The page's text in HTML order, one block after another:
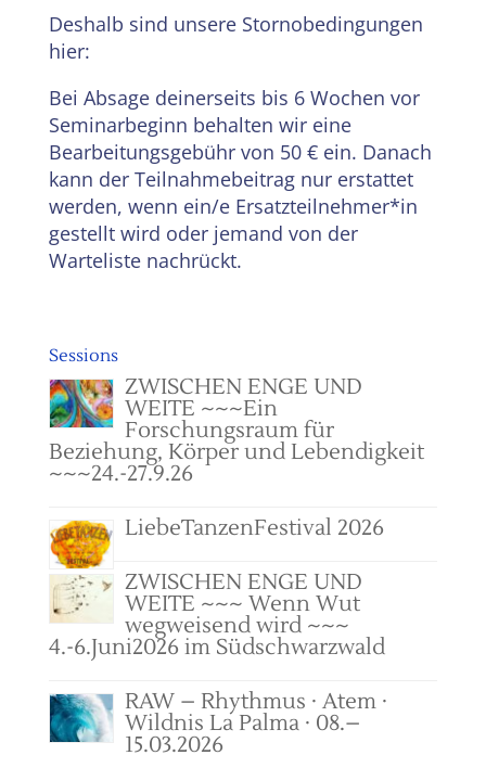
Deshalb sind unsere Stornobedingungen
hier:
Bei Absage deinerseits bis 6 Wochen vor
Seminarbeginn behalten wir eine
Bearbeitungsgebühr von 50 € ein. Danach
kann der Teilnahmebeitrag nur erstattet
werden, wenn ein/e Ersatzteilnehmer*in
gestellt wird oder jemand von der
Warteliste nachrückt.
Sessions
ZWISCHEN ENGE UND
WEITE ~~~Ein
Forschungsraum für
Beziehung, Körper und Lebendigkeit
~~~24.-27.9.26
LiebeTanzenFestival 2026
ZWISCHEN ENGE UND
WEITE ~~~ Wenn Wut
wegweisend wird ~~~
4.-6.Juni2026 im Südschwarzwald
RAW – Rhythmus · Atem ·
Wildnis La Palma · 08.–
15.03.2026